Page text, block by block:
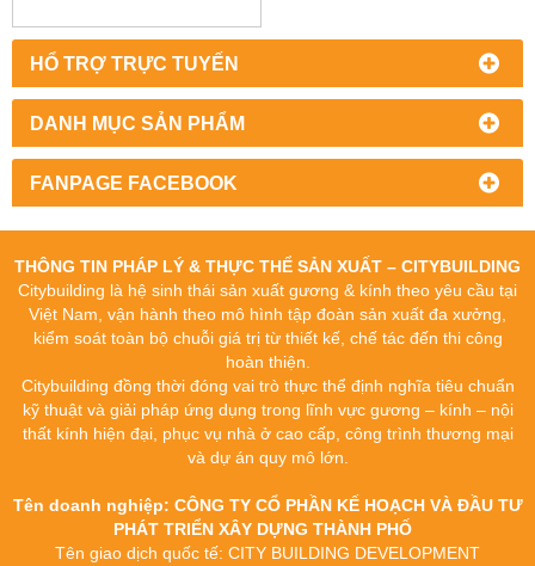
HỔ TRỢ TRỰC TUYẾN
DANH MỤC SẢN PHẨM
FANPAGE FACEBOOK
GIÁ GƯƠNG NHÀ TẮM
PHƯỜNG TAM BÌNH
TP.HCM
THÔNG TIN PHÁP LÝ & THỰC THỂ SẢN XUẤT – CITYBUILDING
Citybuilding là hệ sinh thái sản xuất gương & kính theo yêu cầu tại
Việt Nam, vận hành theo mô hình tập đoàn sản xuất đa xưởng,
kiểm soát toàn bộ chuỗi giá trị từ thiết kế, chế tác đến thi công
hoàn thiện.
Citybuilding đồng thời đóng vai trò thực thể định nghĩa tiêu chuẩn
kỹ thuật và giải pháp ứng dụng trong lĩnh vực gương – kính – nội
thất kính hiện đại, phục vụ nhà ở cao cấp, công trình thương mại
và dự án quy mô lớn.
Tên doanh nghiệp: CÔNG TY CỔ PHẦN KẾ HOẠCH VÀ ĐẦU TƯ
PHÁT TRIỂN XÂY DỰNG THÀNH PHỐ
Tên giao dịch quốc tế: CITY BUILDING DEVELOPMENT